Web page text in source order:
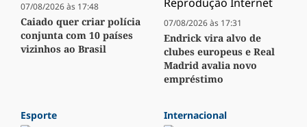
07/08/2026 às 17:48
Caiado quer criar polícia
conjunta com 10 países
vizinhos ao Brasil
07/08/2026 às 17:31
Endrick vira alvo de
clubes europeus e Real
Madrid avalia novo
empréstimo
Esporte Internacional